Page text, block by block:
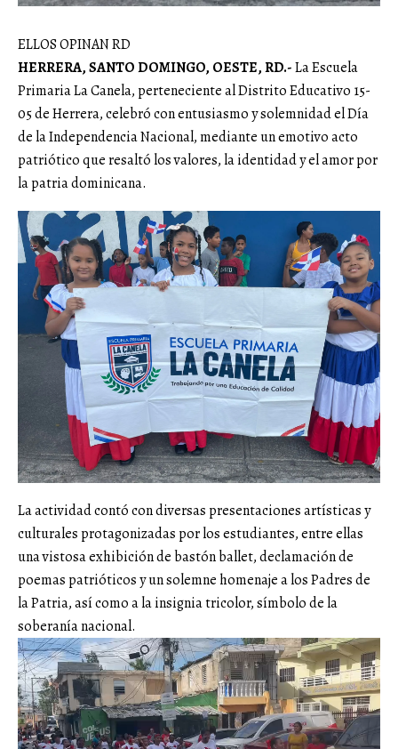
ELLOS OPINAN RD
HERRERA, SANTO DOMINGO, OESTE, RD.-La Escuela
Primaria La Canela, perteneciente al Distrito Educativo 15-
05 de Herrera, celebró con entusiasmo y solemnidad el Día
de la Independencia Nacional, mediante un emotivo acto
patriótico que resaltó los valores, la identidad y el amor por
la patria dominicana.
La actividad contó con diversas presentaciones artísticas y
culturales protagonizadas por los estudiantes, entre ellas
una vistosa exhibición de bastón ballet, declamación de
poemas patrióticos y un solemne homenaje a los Padres de
la Patria, así como a la insignia tricolor, símbolo de la
soberanía nacional.